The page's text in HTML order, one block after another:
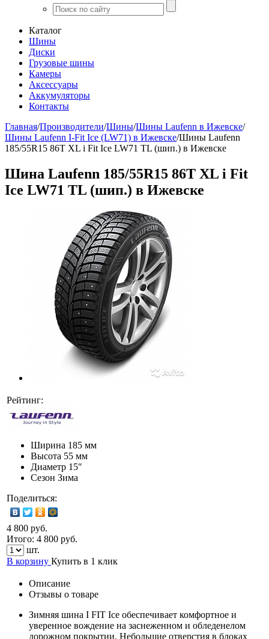
Каталог
Шины
Диски
Грузовые шины
Камеры
Аксессуары
Аккумуляторы
Контакты
Главная/Производители/Шины/Шины Laufenn в Ижевске/
Шины Laufenn I-Fit Ice (LW71) в Ижевске/Шины Laufenn
185/55R15 86T XL i Fit Ice LW71 TL (шип.) в Ижевске
Шина Laufenn 185/55R15 86T XL i Fit
Ice LW71 TL (шип.) в Ижевске
Рейтинг:
Ширина 185 мм
Высота 55 мм
Диаметр 15″
Сезон Зима
Поделиться:
4 800 руб.
Итого: 4 800 руб.
шт.
В корзину Купить в 1 клик
Описание
Отзывы о товаре
Зимняя шина I FIT Ice обеспечивает комфортное и
уверенное вождение на заснеженном и обледенелом
дорожном покрытии. Небольшие отверстия в блоках